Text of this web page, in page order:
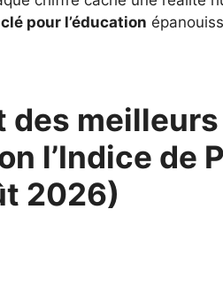
pour l’éducation
des
l’Indice de
2026)